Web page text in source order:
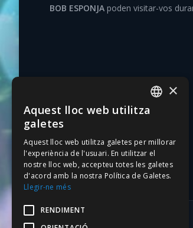
BOB ESPONJA poden visitar-vos
SPANISH
×
Aquest lloc web utilitza
galetes
Aquest lloc web utilitza galetes per millorar
l'experiència de l'usuari. En utilitzar el
nostre lloc web, accepteu totes les galetes
d'acord amb la nostra Política de Galetes.
Llegir-ne més
RENDIMENT